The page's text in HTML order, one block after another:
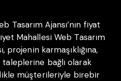
Tasarım Ajansı’nın fiyat
Mahallesi Web Tasarım
projenin karmaşıklığına,
bağlı olarak
müşterileriyle birebir